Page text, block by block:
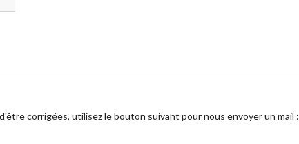
corrigées, utilisez le bouton suivant pour nous envoyer un mail :